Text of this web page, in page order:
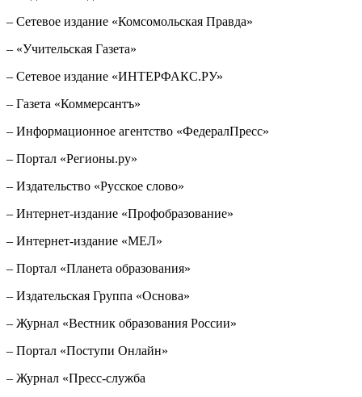
– Сетевое издание «Комсомольская Правда»
– «Учительская Газета»
– Сетевое издание «ИНТЕРФАКС.РУ»
– Газета «Коммерсантъ»
– Информационное агентство «ФедералПресс»
– Портал «Регионы.ру»
– Издательство «Русское слово»
– Интернет-издание «Профобразование»
– Интернет-издание «МЕЛ»
– Портал «Планета образования»
– Издательская Группа «Основа»
– Журнал «Вестник образования России»
– Портал «Поступи Онлайн»
– Журнал «Пресс-служба